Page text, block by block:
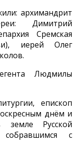
архимандрит
Димитрий
Сремская
иерей Олег
Людмилы
епископ
днём и
Русской
с